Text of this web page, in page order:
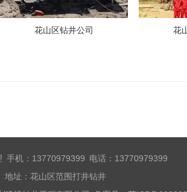
花山区钻井公司 花
手机：13770979399 电话：13770979399
地址：花山区范围打井钻井